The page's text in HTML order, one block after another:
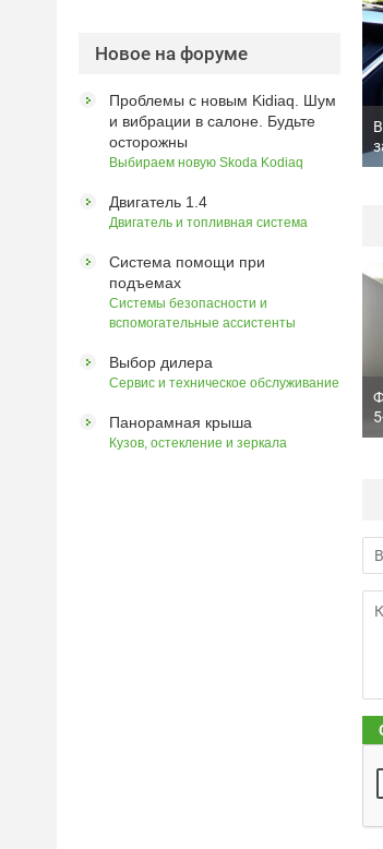
Новое на форуме
Проблемы с новым Kidiaq. Шум
и вибрации в салоне. Будьте
осторожны
Выбираем новую Skoda Kodiaq
Двигатель 1.4
Двигатель и топливная система
Система помощи при
подъемах
Системы безопасности и
вспомогательные ассистенты
Выбор дилера
Сервис и техническое обслуживание
Панорамная крыша
Кузов, остекление и зеркала